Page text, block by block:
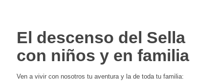
El descenso del Sella
con niños y en familia
Ven a vivir con nosotros tu aventura y la de toda tu familia: